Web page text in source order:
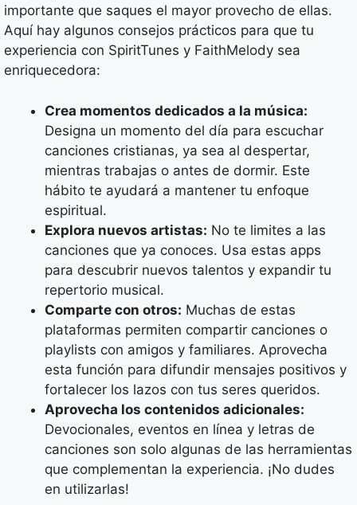
importante que saques el mayor provecho de ellas.
Aquí hay algunos consejos prácticos para que tu
experiencia con SpiritTunes y FaithMelody sea
enriquecedora:
Crea momentos dedicados a la música:
Designa un momento del día para escuchar
canciones cristianas, ya sea al despertar,
mientras trabajas o antes de dormir. Este
hábito te ayudará a mantener tu enfoque
espiritual.
Explora nuevos artistas: No te limites a las
canciones que ya conoces. Usa estas apps
para descubrir nuevos talentos y expandir tu
repertorio musical.
Comparte con otros: Muchas de estas
plataformas permiten compartir canciones o
playlists con amigos y familiares. Aprovecha
esta función para difundir mensajes positivos y
fortalecer los lazos con tus seres queridos.
Aprovecha los contenidos adicionales:
Devocionales, eventos en línea y letras de
canciones son solo algunas de las herramientas
que complementan la experiencia. ¡No dudes
en utilizarlas!